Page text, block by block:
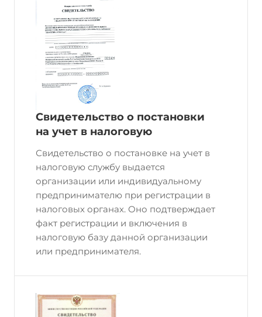
Свидетельство о постановки
на учет в налоговую
Свидетельство о постановке на учет в
налоговую службу выдается
организации или индивидуальному
предпринимателю при регистрации в
налоговых органах. Оно подтверждает
факт регистрации и включения в
налоговую базу данной организации
или предпринимателя.